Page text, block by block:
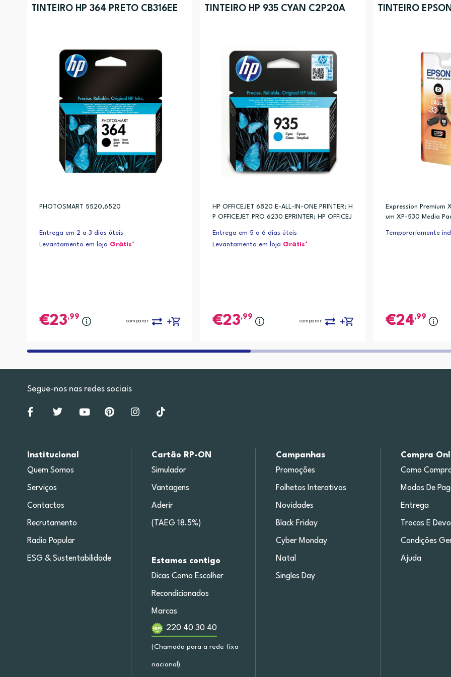
TINTEIRO HP 364 PRETO CB316EE
PHOTOSMART 5520,6520
Entrega em 2 a 3 dias úteis
Levantamento em loja Grátis*
23,99
comparar
TINTEIRO HP 935 CYAN C2P20A
HP OFFICEJET 6820 E-ALL-IN-ONE PRINTER; H
P OFFICEJET PRO 6230 EPRINTER; HP OFFICEJ
CEJET PRO 6830c ALL-IN-ONE PRINTER
Entrega em 5 a 6 dias úteis
Levantamento em loja Grátis*
23,99
comparar
TINTEIRO
Expression Premium
um XP-530 Media
Temporariamente
24,99
Segue-nos nas redes sociais
Institucional
Quem Somos
Serviços
Contactos
Recrutamento
Radio Popular
ESG & Sustentabilidade
Cartão RP-ON
Simulador
Vantagens
Aderir
(TAEG 18.5%)
Estamos contigo
Dicas Como Escolher
Recondicionados
Marcas
220 40 30 40
(Chamada para a rede fixa
nacional)
Campanhas
Promoções
Folhetos Interativos
Novidades
Black Friday
Cyber Monday
Natal
Singles Day
Compra
Como
Modos De
Entrega
Trocas E
Condições
Ajuda